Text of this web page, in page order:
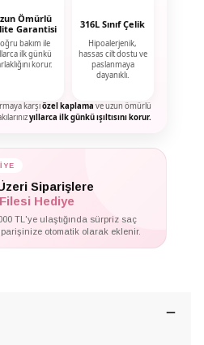
Ömürlü
Garantisi
bakım ile
ilk günkü
korur.
316L Sınıf Çelik
Hipoalerjenik,
hassas cilt dostu ve
paslanmaya
dayanıklı.
karşıözel kaplama ve uzun ömürlü
yıllarca ilk günkü ışıltısını korur.
Siparişlere
Hediye
TL'ye ulaştığında sürpriz saç
otomatik olarak eklenir.